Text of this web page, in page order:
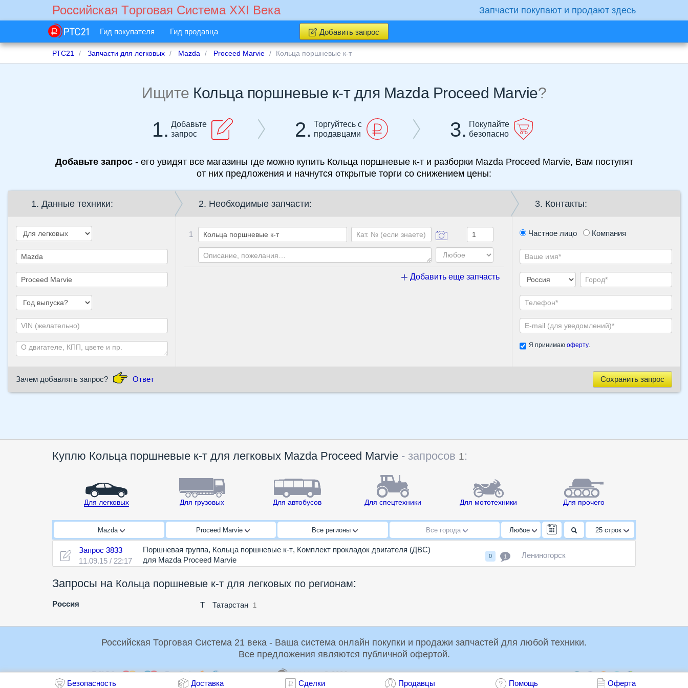
Российская Tорговая Cистема XXI Века Запчасти покупают и продают здесь
Гид покупателя Гид продавца Добавить запрос
РТС21 Запчасти для легковых Mazda Proceed Marvie Кольца поршневые к-т
Ищите Кольца поршневые к-т для Mazda Proceed Marvie?
1. Добавьте
запрос
2. Торгуйтесь с
продавцами
3. Покупайте
безопасно
Добавьте запрос- его увидят все магазины где можно купить Кольца поршневые к-т и разборки Mazda Proceed Marvie, Вам поступят
от них предложения и начнутся открытые торги со снижением цены:
1. Данные техники: 2. Необходимые запчасти:
1
Добавить еще запчасть
3. Контакты:
Частное лицо Компания
Я принимаю оферту.
Зачем добавлять запрос? Ответ Сохранить запрос
Куплю Кольца поршневые к-т для легковых Mazda Proceed Marvie - запросов 1:
Для легковых Для грузовых Для автобусов Для спецтехники Для мототехники Для прочего
Mazda Proceed Marvie Все регионы Все города Любое 25строк
Запрос 3833
11.09.15 / 22:17
Поршневая группа, Кольца поршневые к-т, Комплект прокладок двигателя (ДВС)
для Mazda Proceed Marvie
0 1 Лениногорск
Запросы на Кольца поршневые к-т для легковых по регионам:
Россия Т Татарстан 1
Безопасность Доставка Сделки Продавцы Помощь Оферта
Российская Торговая Система 21 века - Ваша система онлайн покупки и продажи запчастей для любой техники.
Все предложения являются публичной офертой.
Оплата: 1.1© 2026 dir@rts21.ru
Обсудить: